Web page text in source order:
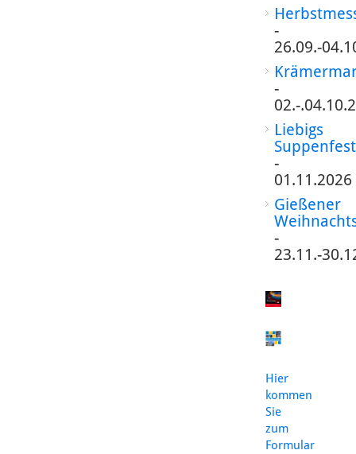
-
26.09.-
-
02.-
Liebigs
Suppenfest
-
01.11.2026
Gießener
-
23.11.-
Hier
kommen
Sie
zum
Formular